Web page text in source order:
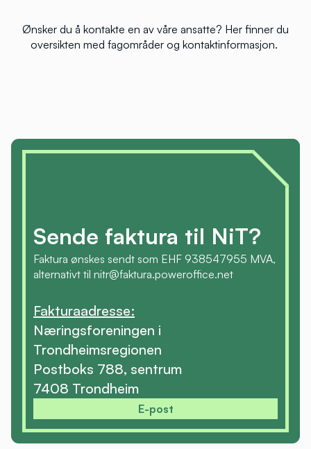
Ønsker du å kontakte en av våre ansatte? Her finner du
oversikten med fagområder og kontaktinformasjon.
Sende faktura til NiT?
Faktura ønskes sendt som EHF 938547955 MVA,
alternativt til nitr@faktura.poweroffice.net
Fakturaadresse:
Næringsforeningen i
Trondheimsregionen
Postboks 788, sentrum
7408 Trondheim
E-post